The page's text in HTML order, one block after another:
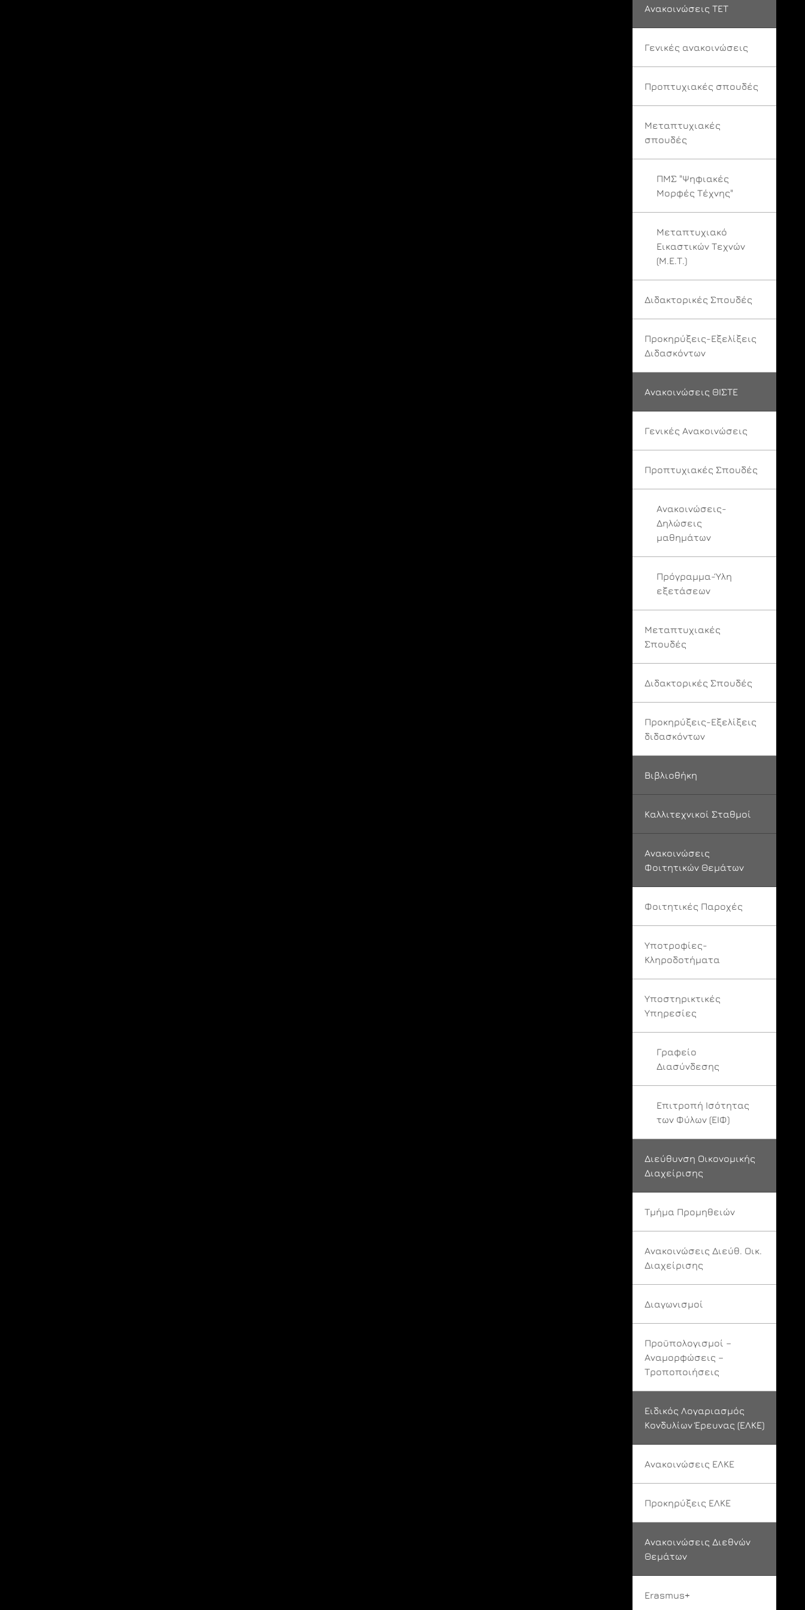
Ανακοινώσεις ΤΕΤ
Γενικές ανακοινώσεις
Προπτυχιακές σπουδές
Μεταπτυχιακές
σπουδές
ΠΜΣ "Ψηφιακές
Μορφές Τέχνης"
Μεταπτυχιακό
Εικαστικών Τεχνών
(Μ.Ε.Τ.)
Διδακτορικές Σπουδές
Προκηρύξεις-Εξελίξεις
Διδασκόντων
Ανακοινώσεις ΘΙΣΤΕ
Γενικές Ανακοινώσεις
Προπτυχιακές Σπουδές
Ανακοινώσεις-
Δηλώσεις
μαθημάτων
Πρόγραμμα-Ύλη
εξετάσεων
Μεταπτυχιακές
Σπουδές
Διδακτορικές Σπουδές
Προκηρύξεις-Εξελίξεις
διδασκόντων
Βιβλιοθήκη
Καλλιτεχνικοί Σταθμοί
Ανακοινώσεις
Φοιτητικών Θεμάτων
Φοιτητικές Παροχές
Υποτροφίες-
Κληροδοτήματα
Υποστηρικτικές
Υπηρεσίες
Γραφείο
Διασύνδεσης
Επιτροπή Ισότητας
των Φύλων (ΕΙΦ)
Διεύθυνση Οικονομικής
Διαχείρισης
Τμήμα Προμηθειών
Ανακοινώσεις Διεύθ. Οικ.
Διαχείρισης
Διαγωνισμοί
Προϋπολογισμοί –
Αναμορφώσεις –
Τροποποιήσεις
Ειδικός Λογαριασμός
Κονδυλίων Έρευνας (ΕΛΚΕ)
Ανακοινώσεις ΕΛΚΕ
Προκηρύξεις ΕΛΚΕ
Ανακοινώσεις Διεθνών
Θεμάτων
Erasmus+